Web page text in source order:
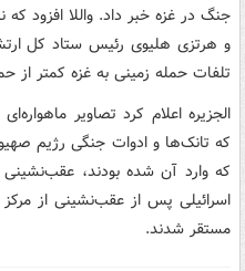
جنگ در غزه خبر داد. واللا افزود
و هرتزی هلیوی رئیس ستاد کل
تلفات حمله زمینی به غزه کمتر از
الجزیره اعلام کرد تصاویر
که تانک‌ها و ادوات جنگی رژیم
که وارد آن شده بودند، عقب‌نشینی
اسرائیلی پس از عقب‌نشینی از
مستقر شدند.